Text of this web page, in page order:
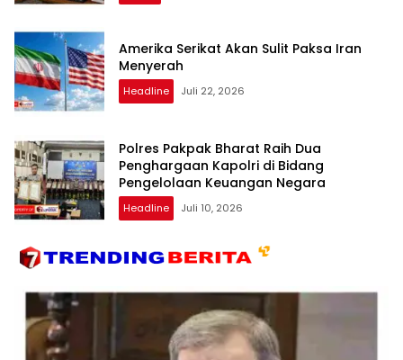
Amerika Serikat Akan Sulit Paksa Iran
Menyerah
Headline Juli 22, 2026
Polres Pakpak Bharat Raih Dua
Penghargaan Kapolri di Bidang
Pengelolaan Keuangan Negara
Headline Juli 10, 2026